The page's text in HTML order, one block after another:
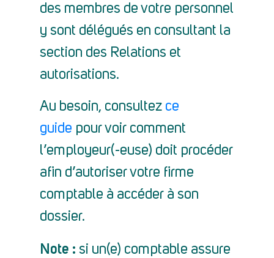
des membres de votre personnel
y sont délégués en consultant la
section des Relations et
autorisations.
Au besoin, consultez ce
guide pour voir comment
l’employeur(-euse) doit procéder
afin d’autoriser votre firme
comptable à accéder à son
dossier.
Note : si un(e) comptable assure